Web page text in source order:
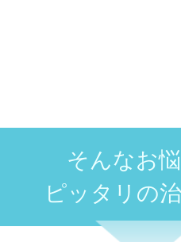
そんなお
ピッタリの